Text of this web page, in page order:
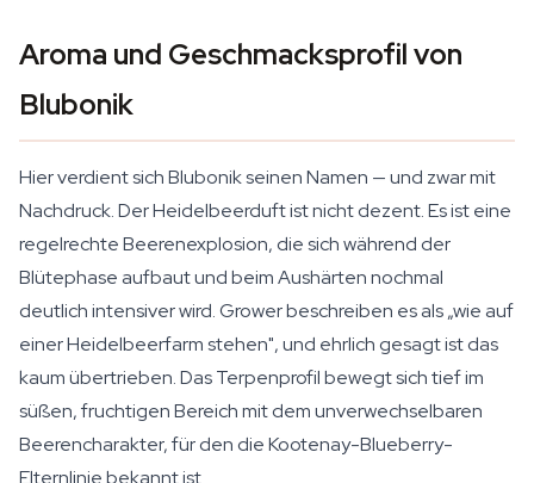
Aroma und Geschmacksprofil von
Blubonik
Hier verdient sich Blubonik seinen Namen — und zwar mit
Nachdruck. Der Heidelbeerduft ist nicht dezent. Es ist eine
regelrechte Beerenexplosion, die sich während der
Blütephase aufbaut und beim Aushärten nochmal
deutlich intensiver wird. Grower beschreiben es als „wie auf
einer Heidelbeerfarm stehen", und ehrlich gesagt ist das
kaum übertrieben. Das Terpenprofil bewegt sich tief im
süßen, fruchtigen Bereich mit dem unverwechselbaren
Beerencharakter, für den die Kootenay-Blueberry-
Elternlinie bekannt ist.